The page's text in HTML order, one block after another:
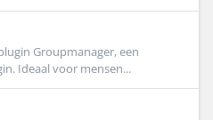
Groupmanager, een
Ideaal voor mensen...